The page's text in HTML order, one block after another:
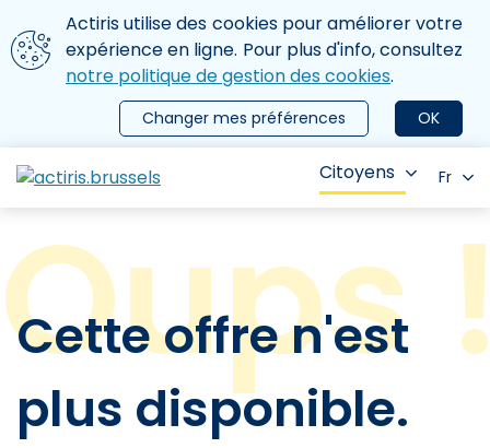
Aller au contenu principal
Nous utilisons des cookies
Actiris utilise des cookies pour améliorer votre
expérience en ligne. Pour plus d'info, consultez
notre politique de gestion des cookies.
OK
Changer mes préférences
le menu
Citoyens Fr
Cette offre n'est
plus disponible.